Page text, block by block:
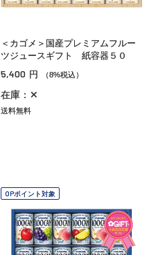
＜カゴメ＞国産プレミアムフルー
ツジュースギフト 紙容器５０
5,400 円 （8%税込）
在庫：✕
送料無料
OPポイント対象